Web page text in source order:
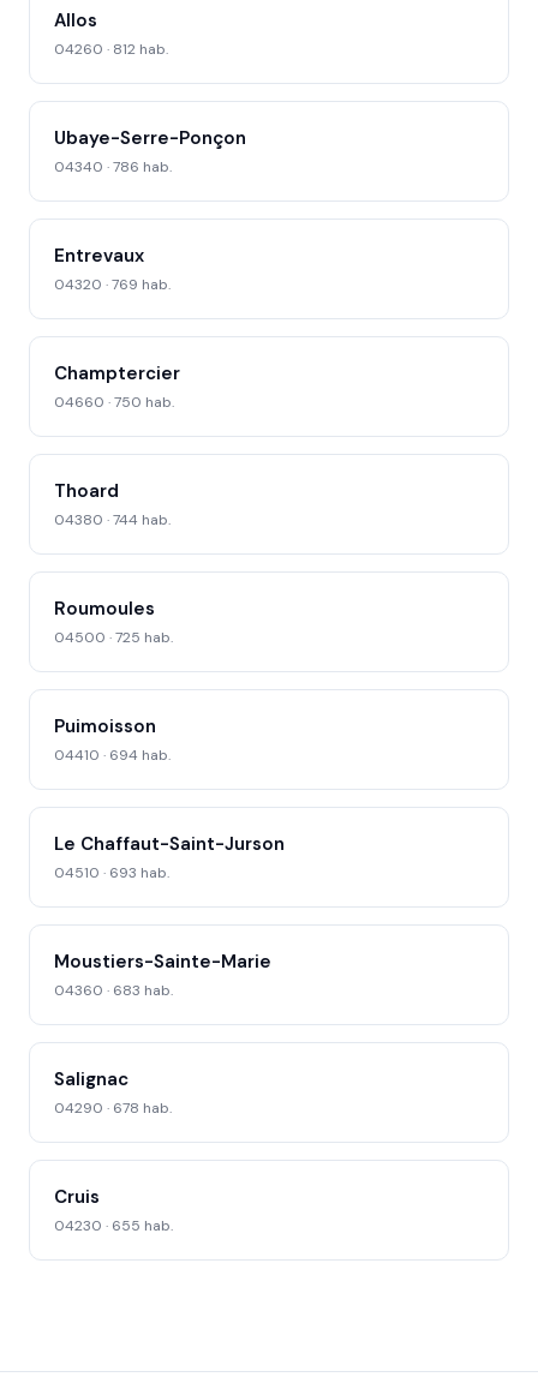
Allos
04260 · 812 hab.
Ubaye-Serre-Ponçon
04340 · 786 hab.
Entrevaux
04320 · 769 hab.
Champtercier
04660 · 750 hab.
Thoard
04380 · 744 hab.
Roumoules
04500 · 725 hab.
Puimoisson
04410 · 694 hab.
Le Chaffaut-Saint-Jurson
04510 · 693 hab.
Moustiers-Sainte-Marie
04360 · 683 hab.
Salignac
04290 · 678 hab.
Cruis
04230 · 655 hab.